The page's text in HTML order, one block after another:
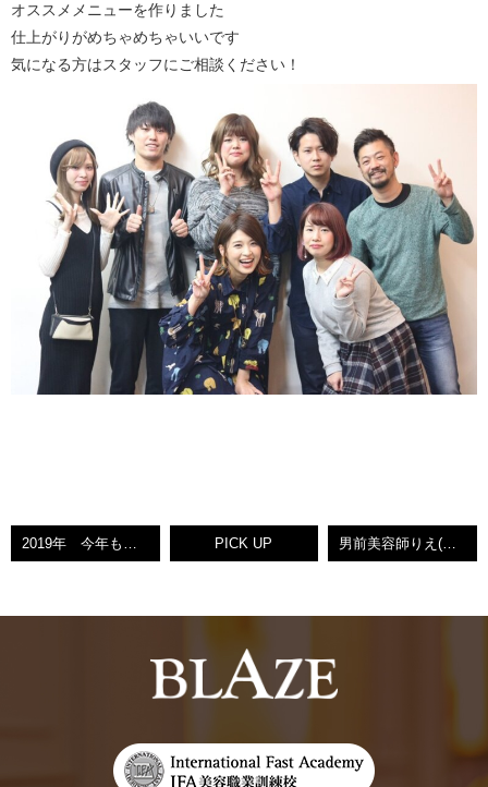
オススメメニューを作りました
仕上がりがめちゃめちゃいいです
気になる方はスタッフにご相談ください！
2019年 今年もよろしくお願いします♥BLAZEけいこ♥【小倉南区守恒美容室】 PICK UP 男前美容師りえ(笑)アーティストボックスに異動して来ました！( *´艸｀)★BLAZEりえ【北九州ノンダメージサロン®】